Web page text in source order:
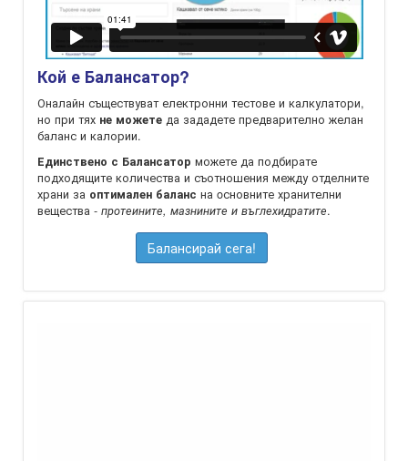
Кой е Балансатор?
Оналайн съществуват електронни тестове и калкулатори,
но при тях не можете да зададете предварително желан
баланс и калории.
Единствено с Балансатор можете да подбирате
подходящите количества и съотношения между отделните
храни за оптимален баланс на oсновните хранителни
вещества - протеините, мазнините и въглехидратите.
Балансирай сега!